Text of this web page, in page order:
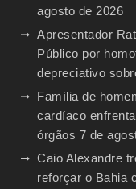
agosto de 2026
Apresentador
Público por
depreciativo
Família de
cardíaco
órgãos 7 de
Caio Alexandre
reforçar o Bahia